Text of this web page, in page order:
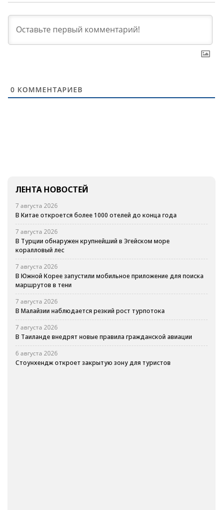
0 КОММЕНТАРИЕВ
ЛЕНТА НОВОСТЕЙ
7 августа 2026
В Китае откроется более 1000 отелей до конца года
7 августа 2026
В Турции обнаружен крупнейший в Эгейском море
коралловый лес
7 августа 2026
В Южной Корее запустили мобильное приложение для поиска
маршрутов в тени
7 августа 2026
В Малайзии наблюдается резкий рост турпотока
7 августа 2026
В Таиланде внедрят новые правила гражданской авиации
6 августа 2026
Стоунхендж откроет закрытую зону для туристов